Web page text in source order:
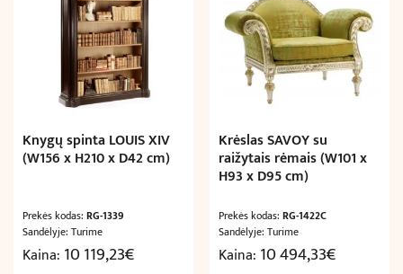
Knygų spinta LOUIS XIV
(W156 x H210 x D42 cm)
Prekės kodas: RG-1339
Sandėlyje: Turime
Kaina: 10 119,23€
Krėslas SAVOY su
raižytais rėmais (W101 x
H93 x D95 cm)
Prekės kodas:RG-1422C
Sandėlyje: Turime
Kaina: 10 494,33€